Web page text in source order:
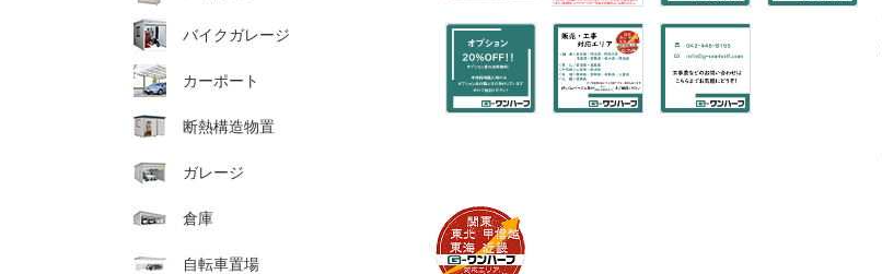
バイクガレージ
カーポート
断熱構造物置
ガレージ
倉庫
自転車置場